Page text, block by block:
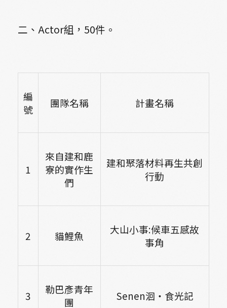
二、Actor組，50件。
編
號
團隊名稱 計畫名稱
1
來自建和鹿
寮的實作生
們
建和聚落材料再生共創
行動
2 貓鯉魚
大山小事:候車五感故
事角
3
勒巴彥青年
團
Senen洄‧食光記